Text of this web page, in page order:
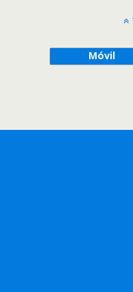
Móvil